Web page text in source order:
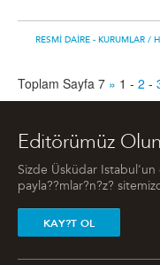
RESMI DAIRE - KURUMLAR /
Toplam Sayfa 7 » 1 - 2 -
Editörümüz
Sizde Üsküdar
payla??mlar?n?z?
KAY?T OL